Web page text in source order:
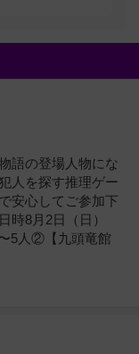
語の登場人物にな
人を探す推理ゲー
安心してご参加下
時8月2日（日）
5人②【九頭竜館